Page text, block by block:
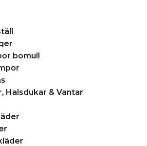
bomull
Halsdukar & Vantar